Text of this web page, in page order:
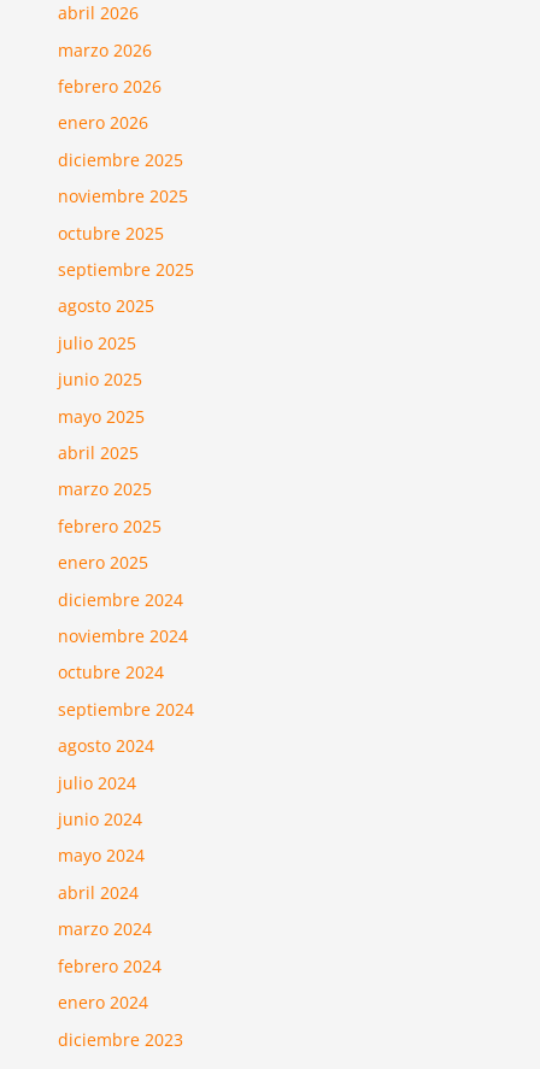
abril 2026
marzo 2026
febrero 2026
enero 2026
diciembre 2025
noviembre 2025
octubre 2025
septiembre 2025
agosto 2025
julio 2025
junio 2025
mayo 2025
abril 2025
marzo 2025
febrero 2025
enero 2025
diciembre 2024
noviembre 2024
octubre 2024
septiembre 2024
agosto 2024
julio 2024
junio 2024
mayo 2024
abril 2024
marzo 2024
febrero 2024
enero 2024
diciembre 2023